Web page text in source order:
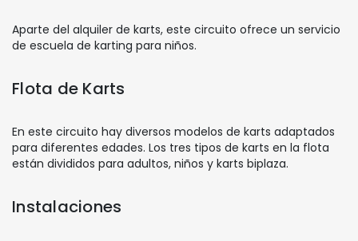
Aparte del alquiler de karts, este circuito ofrece un servicio
de escuela de karting para niños.
Flota de Karts
En este circuito hay diversos modelos de karts adaptados
para diferentes edades. Los tres tipos de karts en la flota
están divididos para adultos, niños y karts biplaza.
Instalaciones